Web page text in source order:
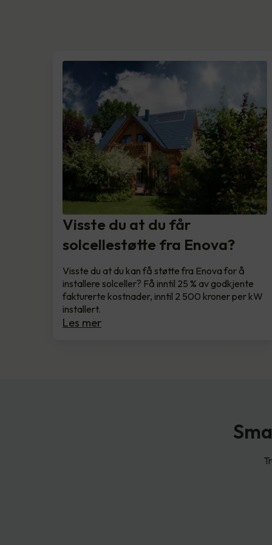
Visste du at du får
solcellestøtte fra Enova?
Visste du at du kan få støtte fra Enova for å
installere solceller? Få inntil 25 % av godkjente
fakturerte kostnader, inntil 2 500 kroner per kW
installert.
Les mer